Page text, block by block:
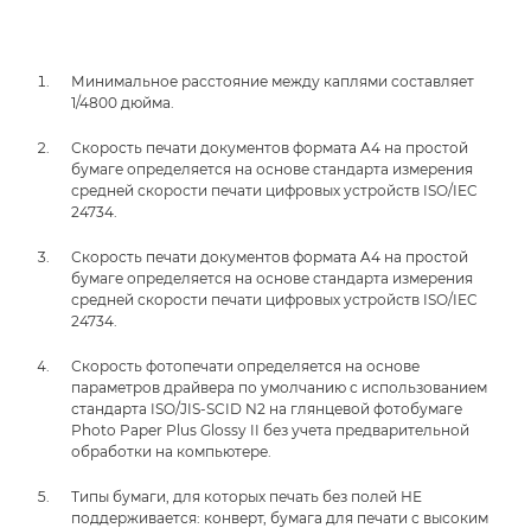
Минимальное расстояние между каплями составляет
1/4800 дюйма.
Скорость печати документов формата A4 на простой
бумаге определяется на основе стандарта измерения
средней скорости печати цифровых устройств ISO/IEC
24734.
Скорость печати документов формата A4 на простой
бумаге определяется на основе стандарта измерения
средней скорости печати цифровых устройств ISO/IEC
24734.
Скорость фотопечати определяется на основе
параметров драйвера по умолчанию с использованием
стандарта ISO/JIS-SCID N2 на глянцевой фотобумаге
Photo Paper Plus Glossy II без учета предварительной
обработки на компьютере.
Типы бумаги, для которых печать без полей НЕ
поддерживается: конверт, бумага для печати с высоким